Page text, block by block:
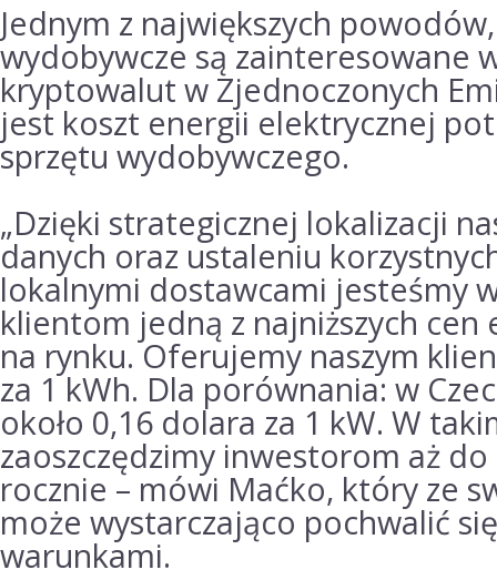
Jednym z największych
wydobywcze są zainteresowane
kryptowalut w Zjednoczonych
jest koszt energii elektrycznej
sprzętu wydobywczego.
„Dzięki strategicznej lokalizacji
danych oraz ustaleniu
lokalnymi dostawcami jesteśmy
klientom jedną z najniższych
na rynku.Oferujemy naszym
za 1 kWh. Dla porównania: w
około 0,16 dolara za 1 kW. W
zaoszczędzimy inwestorom aż
rocznie – mówi Maćko, który ze
może wystarczająco pochwalić
warunkami.